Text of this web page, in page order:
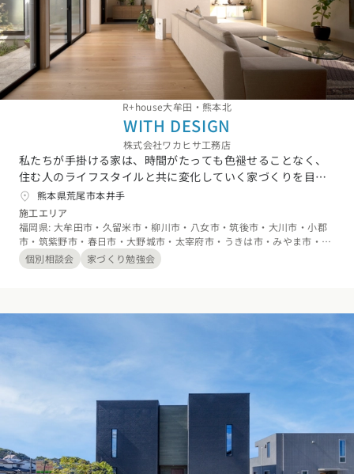
R+house大牟田・熊本北
WITH DESIGN
株式会社ワカヒサ工務店
私たちが手掛ける家は、時間がたっても色褪せることなく、
住む人のライフスタイルと共に変化していく家づくりを目指
しています。私たちは創業時からの自社大工という強みを生
かしながら、建築家の提案を実現するための一貫した品質管
理とコストバランスを考えた住まいを提供しています。家づ
くりは一生に一度の経験です。私たちと一緒に楽しみましょ
う。
熊本県荒尾市本井手
施工エリア
福岡県: 大牟田市・久留米市・柳川市・八女市・筑後市・大川市・小郡
市・筑紫野市・春日市・大野城市・太宰府市・うきは市・みやま市・三
井郡大刀洗町・三潴郡大木町・八女郡広川町、熊本県: 熊本市・荒尾
市・玉名市・山鹿市・菊池市・阿蘇市・合志市・玉名郡玉東町・玉名郡
南阿蘇村・上益城郡御船町・上益城郡嘉島町・上益城郡益城町、佐賀県:
佐賀市・鳥栖市・鹿島市・小城市・神埼市・神埼郡吉野ヶ里町・三養基
郡基山町・三養基郡上峰町・三養基郡みやき町
個別相談会 家づくり勉強会